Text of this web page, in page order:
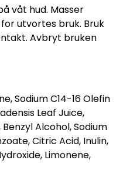
våt hud. Masser
utvortes bruk. Bruk
Avbryt bruken
Sodium C14-16 Olefin
Leaf Juice,
Alcohol, Sodium
Citric Acid, Inulin,
Limonene,